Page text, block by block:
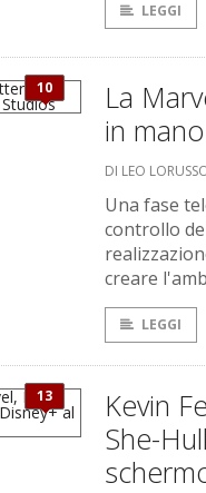
LEGGI
10
La
in
DI LEO
Una fase
controllo
creare
LEGGI
13
Kevin
She-